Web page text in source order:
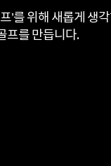
’를 위해 새롭게 생
프를 만듭니다.